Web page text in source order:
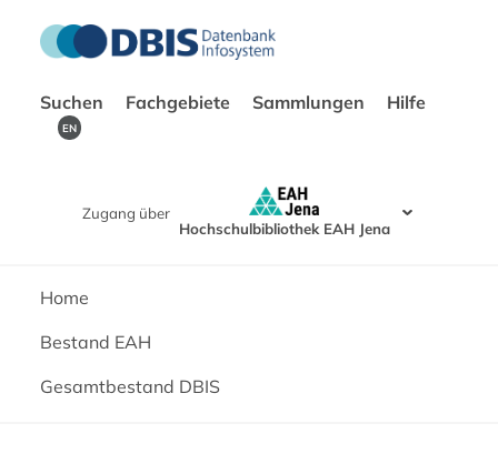
Suchen Fachgebiete Sammlungen Hilfe
EN
Zugang über
Hochschulbibliothek EAH Jena
Home
Bestand EAH
Gesamtbestand DBIS